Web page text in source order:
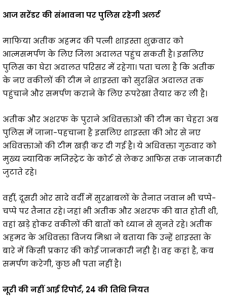
आज सरेंडर की संभावना पर पुलिस रहेगी अलर्ट
माफिया अतीक अहमद की पत्नी शाइस्ता शुक्रवार को
आत्मसमर्पण के लिए जिला अदालत पहुंच सकती है। इसलिए
पुलिस का घेरा अदालत परिसर में रहेगा। पता चला है कि अतीक
के नए वकीलों की टीम ने शाइस्ता को सुरक्षित अदालत तक
पहुंचाने और समर्पण कराने के लिए रूपरेखा तैयार कर ली है।
अतीक और अशरफ के पुराने अधिवक्ताओं की टीम का चेहरा अब
पुलिस में जाना-पहचाना है इसलिए शाइस्ता की ओर से नए
अधिवक्ताओं की टीम खड़ी कर दी गई है। ये अधिवक्ता गुरुवार को
मुख्य न्यायिक मजिस्ट्रेट के कोर्ट से लेकर आफिस तक जानकारी
जुटाते रहे।
वहीं, दूसरी ओर सादे वर्दी में सुरक्षाबलों के तैनात जवान भी चप्पे-
चप्पे पर तैनात रहे। जहां भी अतीक और अशरफ की बात होती थी,
वहां खड़े होकर वकीलों की बातों को ध्यान से सुनते रहे। अतीक
अहमद के अधिवक्ता विजय मिश्रा ने बताया कि उन्हें शाइस्ता के
बारे में किसी प्रकार की कोई जानकारी नही है। वह कहां है, कब
समर्पण करेगी, कुछ भी पता नहीं है।
नूरी की नहीं आई रिपोर्ट, 24 की तिथि नियत